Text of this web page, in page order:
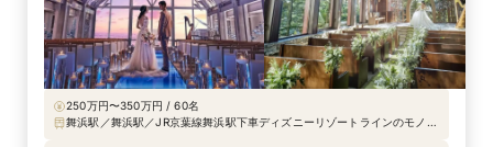
250万円〜350万円 / 60名
舞浜駅／舞浜駅／JR京葉線舞浜駅下車ディズニーリゾートラインのモノ